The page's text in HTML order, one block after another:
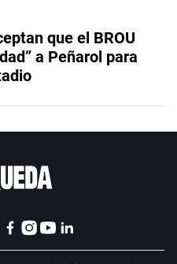
que el BROU
a Peñarol para